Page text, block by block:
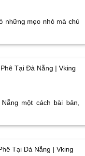
những mẹo nhỏ mà chủ
Tại Đà Nẵng | Vking
một cách bài bản,
Tại Đà Nẵng | Vking